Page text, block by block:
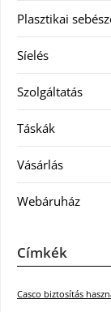
Plasztikai
Síelés
Szolgáltatás
Táskák
Vásárlás
Webáruház
Címkék
Casco biztosítás